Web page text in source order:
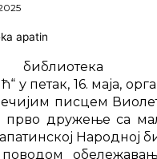
у петак, 16. маја,
писцем
прво дружење са
Народној